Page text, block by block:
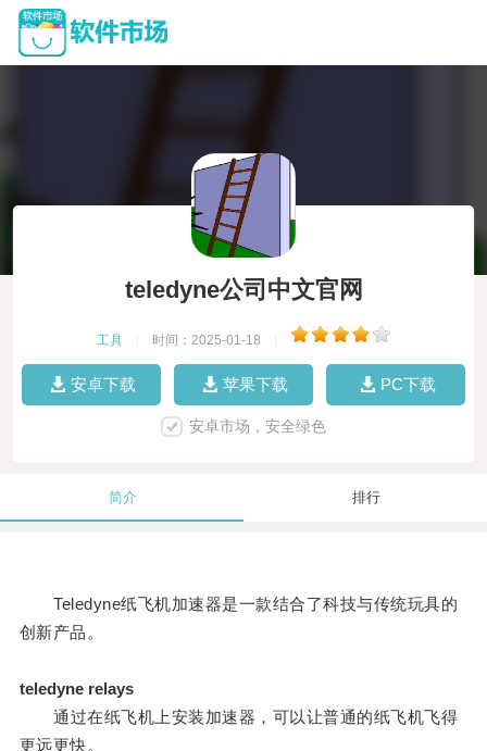
teledyne公司中文官网
工具 时间：2025-01-18
安卓下载 苹果下载 PC下载
安卓市场，安全绿色
简介 排行
Teledyne纸飞机加速器是一款结合了科技与传统玩具的
创新产品。
teledyne relays
通过在纸飞机上安装加速器，可以让普通的纸飞机飞得
更远更快。